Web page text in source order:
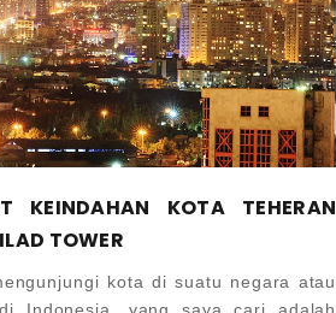
KEINDAHAN KOTA TEHERAN
TOWER
kota di suatu negara atau